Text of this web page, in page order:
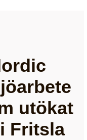
utökat
Fritsla